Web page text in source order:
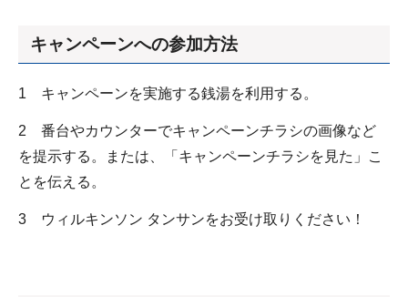
キャンペーンへの参加方法
1 キャンペーンを実施する銭湯を利用する。
2 番台やカウンターでキャンペーンチラシの画像など
を提示する。または、「キャンペーンチラシを見た」こ
とを伝える。
3 ウィルキンソン タンサンをお受け取りください！